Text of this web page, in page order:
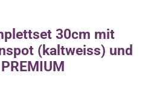
30cm mit
(kaltweiss) und